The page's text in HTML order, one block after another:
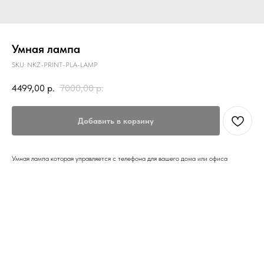
Умная лампа
SKU: NKZ-PRINT-PLA-LAMP
4499,00 р. 7000,00 р.
Добавить в корзину
Умная лампа которая управляется с телефона для вашего дома или офиса